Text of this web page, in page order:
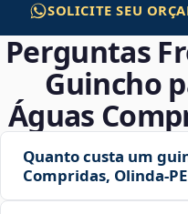
SOLICITE SEU
Perguntas
Guincho
Águas
Quanto custa um
Compridas,